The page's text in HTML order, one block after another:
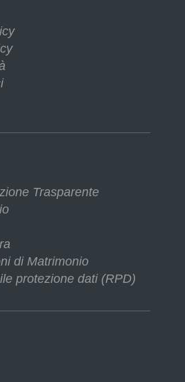
Trasparente
di Matrimonio
protezione dati (RPD)